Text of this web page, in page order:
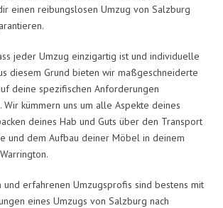
einen reibungslosen Umzug von Salzburg
jeder Umzug einzigartig ist und individuelle
diesem Grund bieten wir maßgeschneiderte
deine spezifischen Anforderungen
Wir kümmern uns um alle Aspekte deines
deines Hab und Guts über den Transport
und dem Aufbau deiner Möbel in deinem
und erfahrenen Umzugsprofis sind bestens mit
eines Umzugs von Salzburg nach